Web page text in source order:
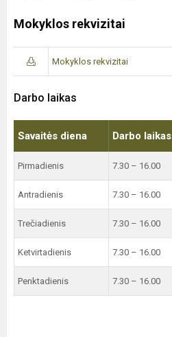
Mokyklos rekvizitai
Mokyklos rekvizitai
Darbo laikas
Savaitės diena Darbo laikas
Pirmadienis 7.30 – 16.00
Antradienis 7.30 – 16.00
Trečiadienis 7.30 – 16.00
Ketvirtadienis 7.30 – 16.00
Penktadienis 7.30 – 16.00